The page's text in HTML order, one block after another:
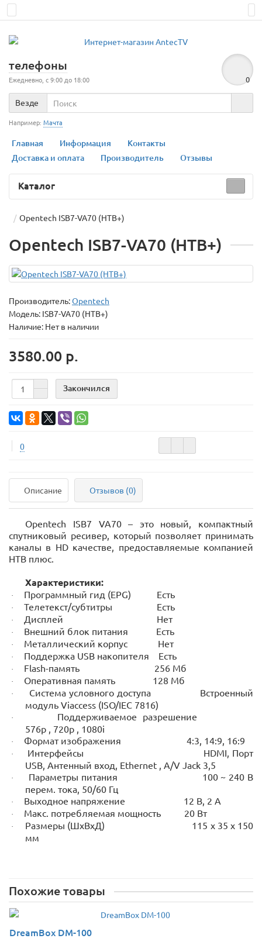
телефоны
Ежедневно, с 9:00 до 18:00 0
Везде
Например: Мачта
Главная Информация
Контакты
Доставка и оплата
Производитель Отзывы
Каталог
Opentech ISB7-VA70 (НТВ+)
Opentech ISB7-VA70 (НТВ+)
Производитель:Opentech
Модель: ISB7-VA70 (НТВ+)
Наличие: Нет в наличии
3580.00 р.
Закончился
0
Описание Отзывов (0)
Opentech ISB7 VA70 – это новый, компактный
спутниковый ресивер, который позволяет принимать
каналы в HD качестве, предоставляемые компанией
НТВ плюс.
Характеристики:
· Программный гид (EPG) Есть
· Телетекст/субтитры Есть
· Дисплей Нет
· Внешний блок питания Есть
· Металлический корпус Нет
· Поддержка USB накопителя Есть
· Flash-память 256 Мб
· Оперативная память 128 Мб
·
Система условного доступа Встроенный
модуль Viaccess (ISO/IEC 7816)
·
Поддерживаемое разрешение
576р , 720р , 1080i
· Формат изображения 4:3, 14:9, 16:9
· Интерфейсы HDMI, Порт
USB, Антенный вход, Ethernet , A/V Jack 3,5
·
Параметры питания 100 ~ 240 В
перем. тока, 50/60 Гц
· Выходное напряжение 12 В, 2 А
· Макс. потребляемая мощность 20 Вт
·
Размеры (ШxВxД) 115 х 35 x 150
мм
Похожие товары
DreamBox DM-100